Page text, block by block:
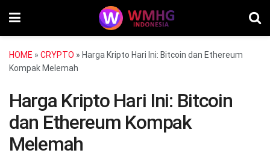
HOME » CRYPTO » Harga Kripto Hari Ini: Bitcoin dan Ethereum
Kompak Melemah
Harga Kripto Hari Ini: Bitcoin
dan Ethereum Kompak
Melemah